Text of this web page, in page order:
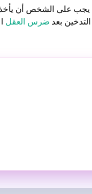
يجب على الشخص أن
بعد ضرس العقل